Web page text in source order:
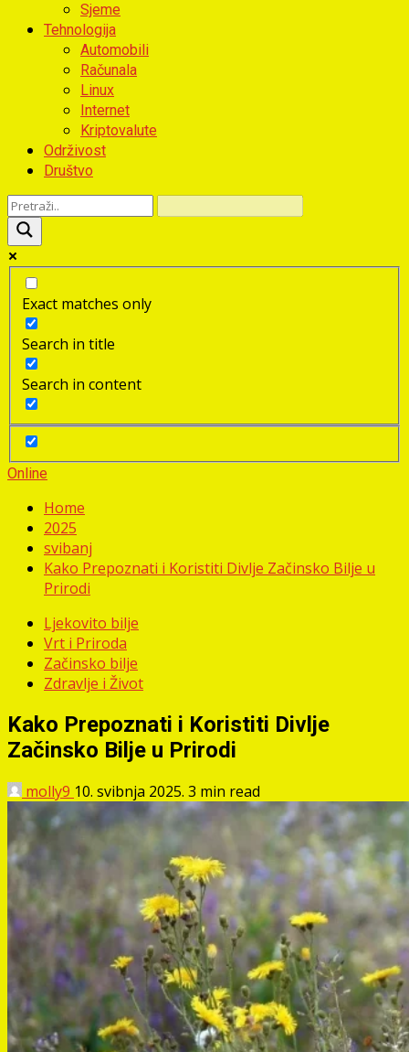
Sjeme
Tehnologija
Automobili
Računala
Linux
Internet
Kriptovalute
Održivost
Društvo
Exact matches only
Search in title
Search in content
Online
Home
2025
svibanj
Kako Prepoznati i Koristiti Divlje Začinsko Bilje u
Prirodi
Ljekovito bilje
Vrt i Priroda
Začinsko bilje
Zdravlje i Život
Kako Prepoznati i Koristiti Divlje
Začinsko Bilje u Prirodi
molly9 10. svibnja 2025. 3 min read